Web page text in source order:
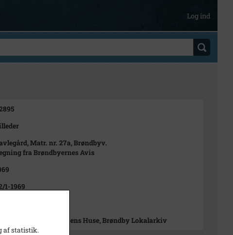
Log ind
Matr. nr. 27a, Brøndbyv.
fra Brøndbyernes Avis
1-1969
Historiens Huse, Brøndby Lokalarkiv
af statistik.